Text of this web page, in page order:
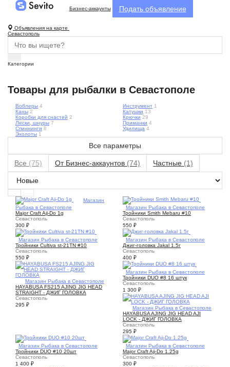
Бизнес-аккаунты Подать объявление
Объявления на карте
Севастополь
Категории
Товары для рыбалки в Севастополе
Воблеры 4 Инструмент 1
Каны 2 Катушки 13
Коробки для снастей 2 Крючки 29
Лески, шнуры 7 Приманки 4
Спиннинги 8 Удилища 4
Эхолоты 1
Все параметры
Все (75) От Бизнес-аккаунтов (74) Частные (1)
Магазин
Рыбака в Севастополе
Major Craft Aji-Do 1g
Севастополь
300 ₽
Магазин Рыбака в Севастополе
Тройники Smith Mebaru #10
Севастополь
550 ₽
Магазин Рыбака в Севастополе
Тройники Cultiva st-21TN #10
Севастополь
550 ₽
Магазин Рыбака в Севастополе
Джиг-головка Jakal 1.5г
Севастополь
400 ₽
Магазин Рыбака в Севастополе
HAYABUSA FS215 AJING JIG HEAD
STRAIGHT - ДЖИГ ГОЛОВКА
Севастополь
295 ₽
Магазин Рыбака в Севастополе
Тройники DUO #8 16 штук
Севастополь
1 300 ₽
Магазин Рыбака в Севастополе
HAYABUSA AJING JIG HEAD AJI
LOCK - ДЖИГ ГОЛОВКА
Севастополь
295 ₽
Магазин Рыбака в Севастополе
Тройники DUO #10 20шт
Севастополь
1 400 ₽
Магазин Рыбака в Севастополе
Major Craft Aji-Do 1.25g
Севастополь
300 ₽